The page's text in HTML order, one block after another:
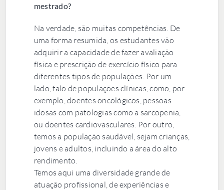
mestrado?
Na verdade, são muitas competências. De
uma forma resumida, os estudantes vão
adquirir a capacidade de fazer avaliação
física e prescrição de exercício físico para
diferentes tipos de populações. Por um
lado, falo de populações clínicas, como, por
exemplo, doentes oncológicos, pessoas
idosas com patologias como a sarcopenia,
ou doentes cardiovasculares. Por outro,
temos a população saudável, sejam crianças,
jovens e adultos, incluindo a área do alto
rendimento.
Temos aqui uma diversidade grande de
atuação profissional, de experiências e